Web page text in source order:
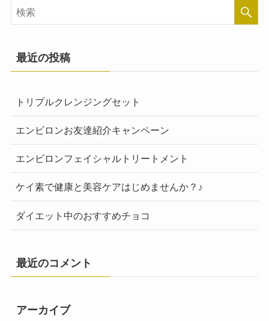
最近の投稿
トリプルクレンジングセット
エンビロンお友達紹介キャンペーン
エンビロンフェイシャルトリートメント
ケイ素で健康と美容ケアはじめませんか？♪
ダイエット中のおすすめチョコ
最近のコメント
アーカイブ